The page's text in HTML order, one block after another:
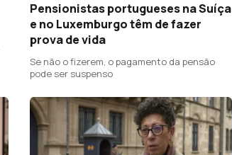
Pensionistas portugueses na Suíça
e no Luxemburgo têm de fazer
prova de vida
Se não o fizerem, o pagamento da pensão
pode ser suspenso